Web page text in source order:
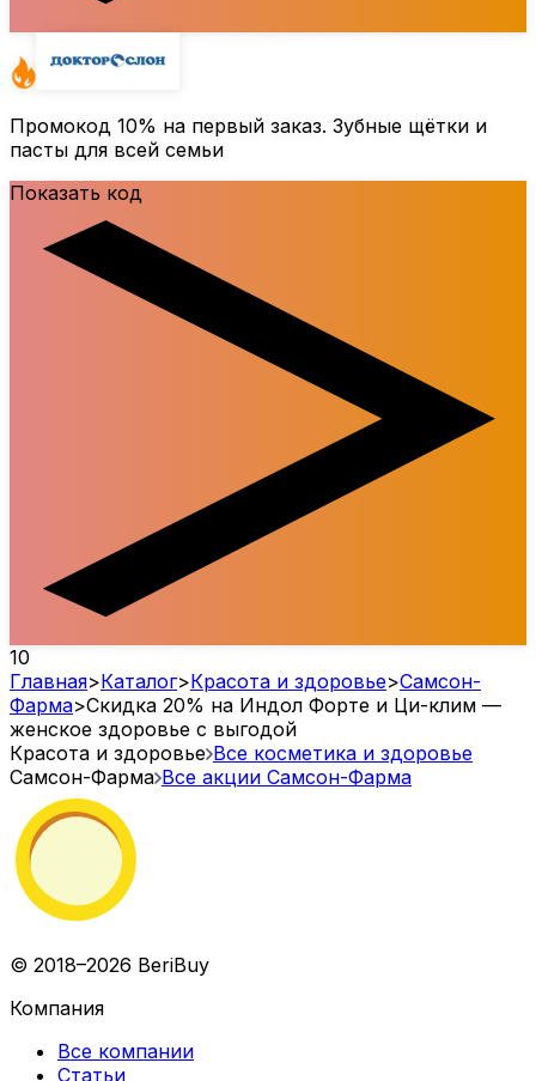
Промокод 10% на первый заказ. Зубные щётки и
пасты для всей семьи
Показать код
10
Главная>Каталог>Красота и здоровье>Самсон-
Фарма>Скидка 20% на Индол Форте и Ци-клим —
женское здоровье с выгодой
Красота и здоровье Все косметика и здоровье
Самсон-Фарма Все акции Самсон-Фарма
© 2018–2026 BeriBuy
Компания
Все компании
Статьи